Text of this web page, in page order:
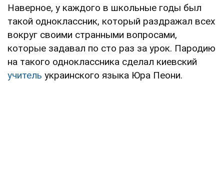
Наверное, у каждого в школьные годы был
такой одноклассник, который раздражал всех
вокруг своими странными вопросами,
которые задавал по сто раз за урок. Пародию
на такого одноклассника сделал киевский
учитель украинского языка Юра Пеони.